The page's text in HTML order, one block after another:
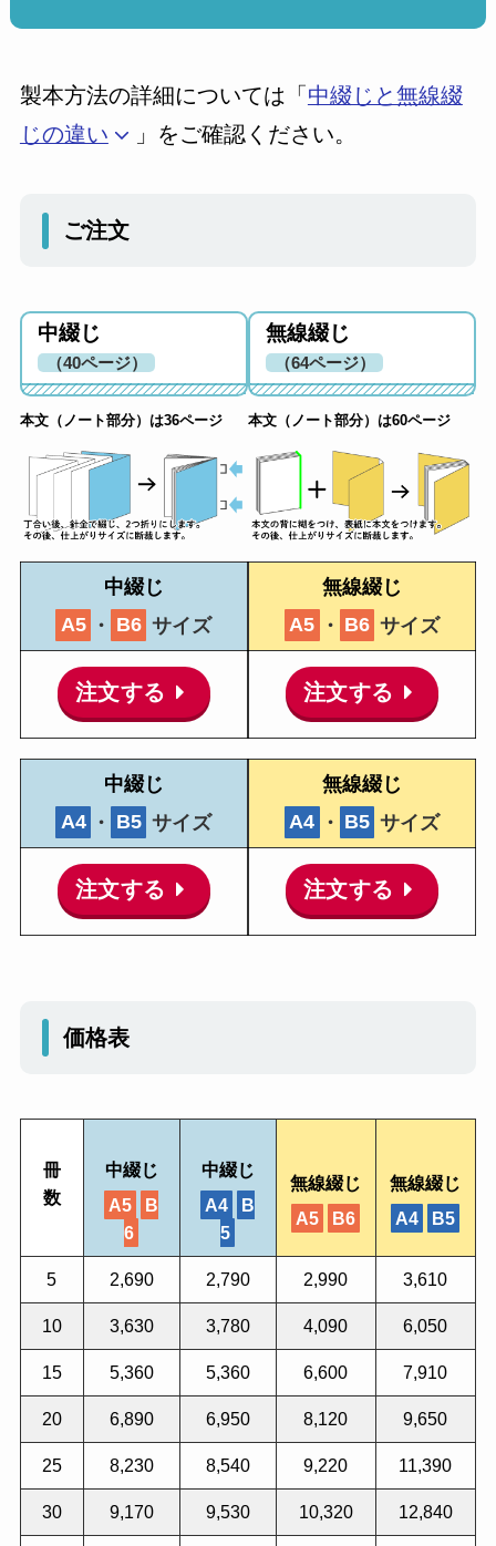
製本方法の詳細については「 中綴じと無線綴
じの違い
」をご確認ください。
ご注文
中綴じ
（40ページ）
本文（ノート部分）は36ページ
中綴じ
A5 ・ B6 サイズ
注文する
中綴じ
A4 ・ B5 サイズ
注文する
無線綴じ
（64ページ）
本文（ノート部分）は60ページ
無線綴じ
A5 ・ B6 サイズ
注文する
無線綴じ
A4 ・ B5 サイズ
注文する
価格表
冊
数
中綴じ
A5
B
6
中綴じ
A4
B
5
無線綴じ
A5
B6
無線綴じ
A4
B5
5 2,690 2,790 2,990 3,610
10 3,630 3,780 4,090 6,050
15 5,360 5,360 6,600 7,910
20 6,890 6,950 8,120 9,650
25 8,230 8,540 9,220 11,390
30 9,170 9,530 10,320 12,840